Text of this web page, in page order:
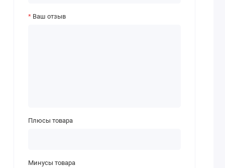
Ваш отзыв
Плюсы товара
Минусы товара